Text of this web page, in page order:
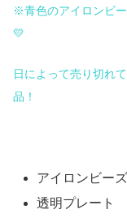
※青色のアイロンビ
💛
日によって売り切れ
品！
アイロンビーズ
透明プレート